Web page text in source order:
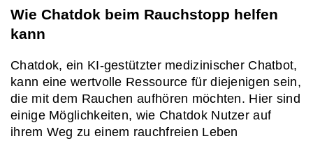
Wie Chatdok beim Rauchstopp helfen
kann
Chatdok, ein KI-gestützter medizinischer Chatbot,
kann eine wertvolle Ressource für diejenigen sein,
die mit dem Rauchen aufhören möchten. Hier sind
einige Möglichkeiten, wie Chatdok Nutzer auf
ihrem Weg zu einem rauchfreien Leben